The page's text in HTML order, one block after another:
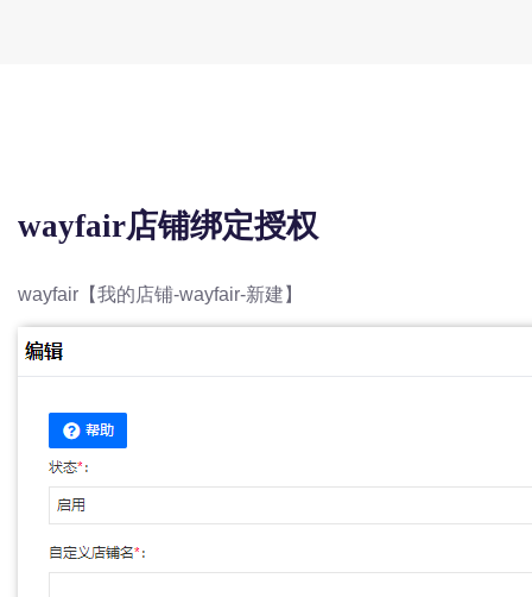
wayfair店铺绑定授权
wayfair【我的店铺-wayfair-新建】